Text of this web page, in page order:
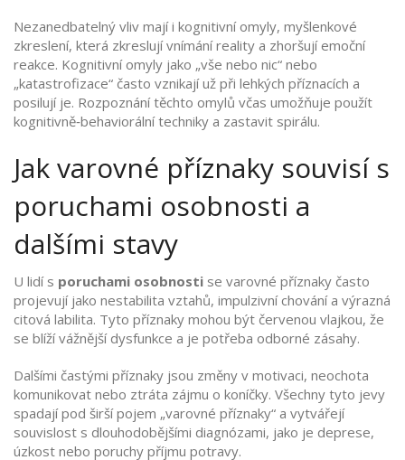
Nezanedbatelný vliv mají i kognitivní omyly, myšlenkové
zkreslení, která zkreslují vnímání reality a zhoršují emoční
reakce. Kognitivní omyly jako „vše nebo nic“ nebo
„katastrofizace“ často vznikají už při lehkých příznacích a
posilují je. Rozpoznání těchto omylů včas umožňuje použít
kognitivně‑behaviorální techniky a zastavit spirálu.
Jak varovné příznaky souvisí s
poruchami osobnosti a
dalšími stavy
U lidí s poruchami osobnosti se varovné příznaky často
projevují jako nestabilita vztahů, impulzivní chování a výrazná
citová labilita. Tyto příznaky mohou být červenou vlajkou, že
se blíží vážnější dysfunkce a je potřeba odborné zásahy.
Dalšími častými příznaky jsou změny v motivaci, neochota
komunikovat nebo ztráta zájmu o koníčky. Všechny tyto jevy
spadají pod širší pojem „varovné příznaky“ a vytvářejí
souvislost s dlouhodobějšími diagnózami, jako je deprese,
úzkost nebo poruchy příjmu potravy.